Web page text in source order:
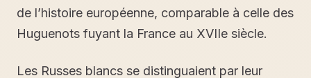
de l’histoire européenne, comparable à celle des
Huguenots fuyant la France au XVIIe siècle.
Les Russes blancs se distinguaient par leur